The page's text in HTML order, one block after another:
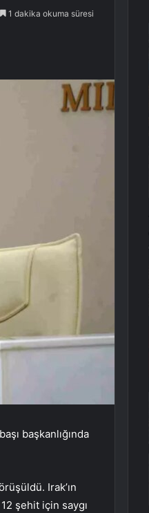
1 dakika okuma süresi
başkanlığında
Irak’ın
şehit için saygı